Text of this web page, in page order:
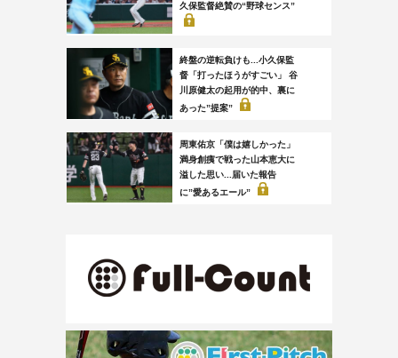
久保監督絶賛の“野球センス”
終盤の逆転負けも...小久保監
督「打ったほうがすごい」 谷
川原健太の起用が的中、裏に
あった”提案”
周東佑京「僕は嬉しかった」
満身創痍で戦った山本恵大に
溢した思い...届いた報告
に”愛あるエール”